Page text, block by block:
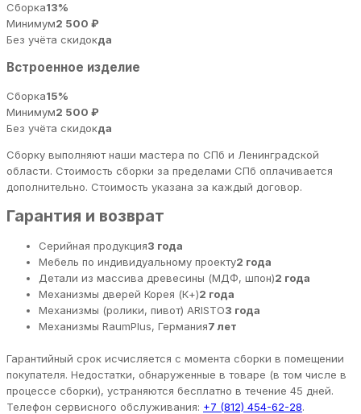
Сборка13%
Минимум2 500 ₽
Без учёта скидокда
Встроенное изделие
Сборка15%
Минимум2 500 ₽
Без учёта скидокда
Сборку выполняют наши мастера по СПб и Ленинградской
области. Стоимость сборки за пределами СПб оплачивается
дополнительно. Стоимость указана за каждый договор.
Гарантия и возврат
Серийная продукция3 года
Мебель по индивидуальному проекту2 года
Детали из массива древесины (МДФ, шпон)2 года
Механизмы дверей Корея (К+)2 года
Механизмы (ролики, пивот) ARISTO3 года
Механизмы RaumPlus, Германия7 лет
Гарантийный срок исчисляется с момента сборки в помещении
покупателя. Недостатки, обнаруженные в товаре (в том числе в
процессе сборки), устраняются бесплатно в течение 45 дней.
Телефон сервисного обслуживания: +7 (812) 454-62-28.